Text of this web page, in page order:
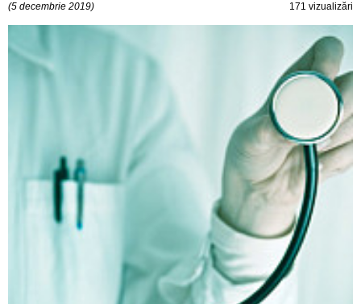
(5 decembrie 2019) 171 vizualizări